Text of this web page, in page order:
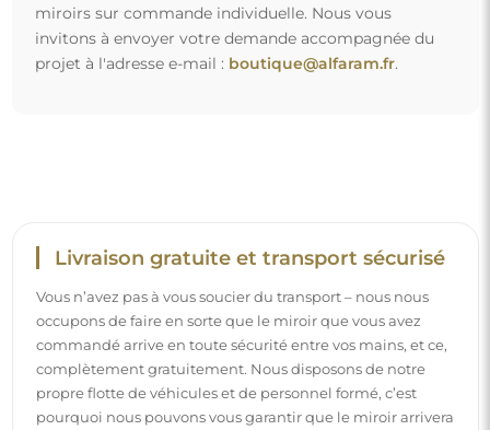
miroirs sur commande individuelle. Nous vous
invitons à envoyer votre demande accompagnée du
projet à l'adresse e-mail : boutique@alfaram.fr.
Livraison gratuite et transport sécurisé
Vous n’avez pas à vous soucier du transport – nous nous
occupons de faire en sorte que le miroir que vous avez
commandé arrive en toute sécurité entre vos mains, et ce,
complètement gratuitement. Nous disposons de notre
propre flotte de véhicules et de personnel formé, c’est
pourquoi nous pouvons vous garantir que le miroir arrivera